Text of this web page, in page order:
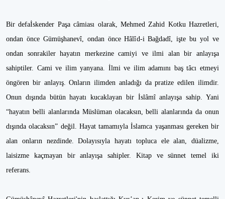
Bir defaİskender Paşa câmiası olarak, Mehmed Zahid Kotku Hazretleri,
ondan önce Gümüşhanevî, ondan önce Hâlîd-i Bağdadî, işte bu yol ve
ondan sonrakiler hayatın merkezine camiyi ve ilmi alan bir anlayışa
sahiptiler. Cami ve ilim yanyana. İlmi ve ilim adamını baş tâcı etmeyi
öngören bir anlayış. Onların ilimden anladığı da pratize edilen ilimdir.
Onun dışında bütün hayatı kucaklayan bir İslâmî anlayışa sahip. Yani
“hayatın belli alanlarında Müslüman olacaksın, belli alanlarında da onun
dışında olacaksın” değil. Hayat tamamıyla İslamca yaşanması gereken bir
alan onların nezdinde. Dolayısıyla hayatı topluca ele alan, düalizme,
laisizme kaçmayan bir anlayışa sahipler. Kitap ve sünnet temel iki
referans.